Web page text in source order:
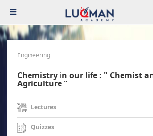
Engineering
Chemistry in our life : " Chemist
Agriculture "
Lectures
Quizzes